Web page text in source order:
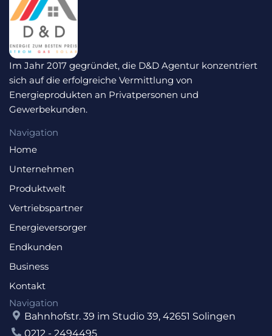
Im Jahr 2017 gegründet, die D&D Agentur konzentriert
sich auf die erfolgreiche Vermittlung von
Energieprodukten an Privatpersonen und
Gewerbekunden.
Navigation
Home
Unternehmen
Produktwelt
Vertriebspartner
Energieversorger
Endkunden
Business
Kontakt
Navigation
Bahnhofstr. 39 im Studio 39, 42651 Solingen
0212 - 2494495